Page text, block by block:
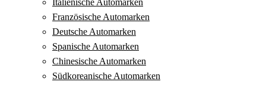
Italienische Automarken
Französische Automarken
Deutsche Automarken
Spanische Automarken
Chinesische Automarken
Südkoreanische Automarken